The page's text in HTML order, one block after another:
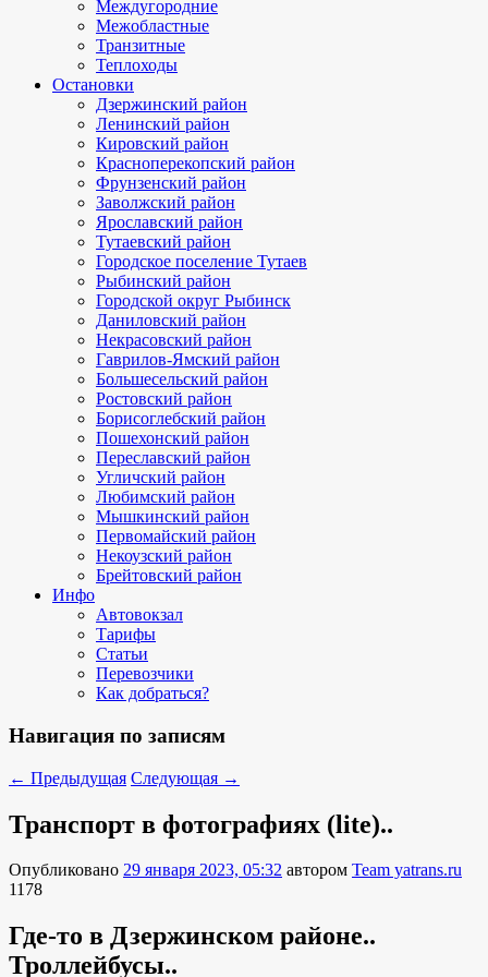
Междугородние
Межобластные
Транзитные
Теплоходы
Остановки
Дзержинский район
Ленинский район
Кировский район
Красноперекопский район
Фрунзенский район
Заволжский район
Ярославский район
Тутаевский район
Городское поселение Тутаев
Рыбинский район
Городской округ Рыбинск
Даниловский район
Некрасовский район
Гаврилов-Ямский район
Большесельский район
Ростовский район
Борисоглебский район
Пошехонский район
Переславский район
Угличский район
Любимский район
Мышкинский район
Первомайский район
Некоузский район
Брейтовский район
Инфо
Автовокзал
Тарифы
Статьи
Перевозчики
Как добраться?
Навигация по записям
← Предыдущая Следующая →
Транспорт в фотографиях (lite)..
Опубликовано 29 января 2023, 05:32 автором Team yatrans.ru
1178
Где-то в Дзержинском районе..
Троллейбусы..